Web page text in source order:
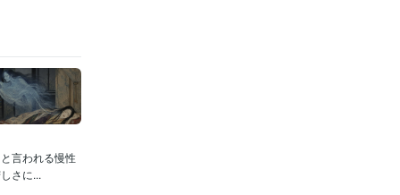
言われる慢性
さに...